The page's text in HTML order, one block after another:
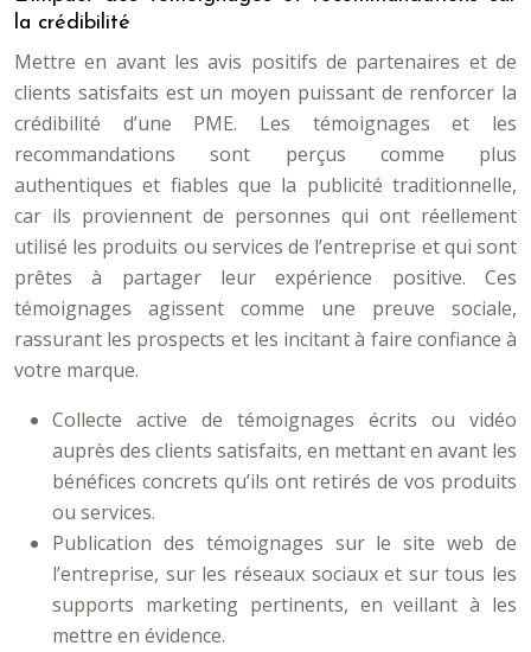
la crédibilité
Mettre en avant les avis positifs de partenaires et de
clients satisfaits est un moyen puissant de renforcer la
crédibilité d’une PME. Les témoignages et les
recommandations sont perçus comme plus
authentiques et fiables que la publicité traditionnelle,
car ils proviennent de personnes qui ont réellement
utilisé les produits ou services de l’entreprise et qui sont
prêtes à partager leur expérience positive. Ces
témoignages agissent comme une preuve sociale,
rassurant les prospects et les incitant à faire confiance à
votre marque.
Collecte active de témoignages écrits ou vidéo
auprès des clients satisfaits, en mettant en avant les
bénéfices concrets qu’ils ont retirés de vos produits
ou services.
Publication des témoignages sur le site web de
l’entreprise, sur les réseaux sociaux et sur tous les
supports marketing pertinents, en veillant à les
mettre en évidence.